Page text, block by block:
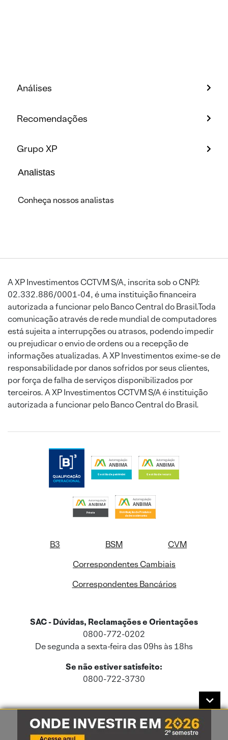
Análises
Recomendações
Grupo XP
Analistas
Conheça nossos analistas
A XP Investimentos CCTVM S/A, inscrita sob o CNPJ:
02.332.886/0001-04, é uma instituição financeira
autorizada a funcionar pelo Banco Central do Brasil.Toda
comunicação através de rede mundial de computadores
está sujeita a interrupções ou atrasos, podendo impedir
ou prejudicar o envio de ordens ou a recepção de
informações atualizadas. A XP Investimentos exime-se de
responsabilidade por danos sofridos por seus clientes,
por força de falha de serviços disponibilizados por
terceiros. A XP Investimentos CCTVM S/A é instituição
autorizada a funcionar pelo Banco Central do Brasil.
B3 BSM
CVM
Correspondentes Cambiais
Correspondentes Bancários
SAC - Dúvidas, Reclamações e Orientações
0800-772-0202
De segunda a sexta-feira das 09hs às 18hs
Se não estiver satisfeito:
0800-722-3730
Este site usa cookies e dados pessoais de acordo com a nossaPolítica de
Cookies
e a nossaPolítica de Privacidade.